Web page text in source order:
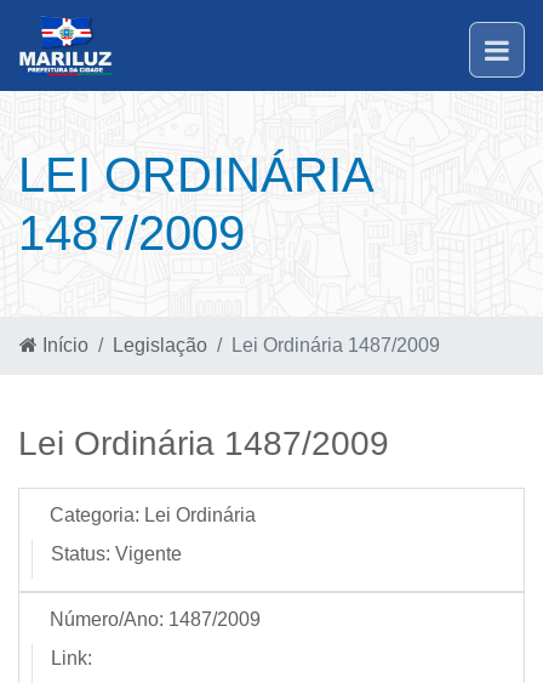
LEI ORDINÁRIA
1487/2009
Início Legislação Lei Ordinária 1487/2009
Lei Ordinária 1487/2009
Categoria: Lei Ordinária
Status: Vigente
Número/Ano: 1487/2009
Link: